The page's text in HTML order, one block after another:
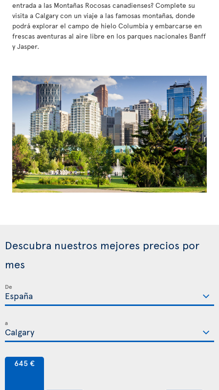
entrada a las Montañas Rocosas canadienses? Complete su
visita a Calgary con un viaje a las famosas montañas, donde
podrá explorar el campo de hielo Columbia y embarcarse en
frescas aventuras al aire libre en los parques nacionales Banff
y Jasper.
Descubra nuestros mejores precios por
mes
De
a
645 €